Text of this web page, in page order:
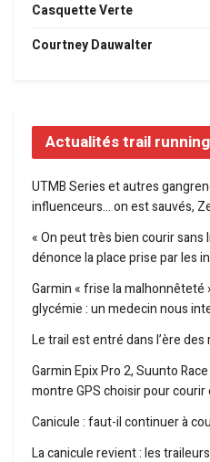
Casquette Verte
Courtney Dauwalter
Actualités trail running
UTMB Series et autres
influenceurs… on est sauvés,
« On peut très bien courir sans
dénonce la place prise par les
Garmin « frise la malhonnêteté
glycémie : un medecin nous
Le trail est entré dans l’ère
Garmin Epix Pro 2, Suunto
montre GPS choisir pour courir
Canicule : faut-il continuer à
La canicule revient : les